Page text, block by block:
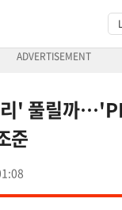
' 풀릴까
준